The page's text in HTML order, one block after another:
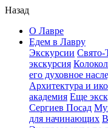
Назад
О Лавре
Едем в Лавру
Экскурсии Свято-
экскурсия
его духовное
Архитектура и
академия Еще
Сергиев Посад
для начинающих